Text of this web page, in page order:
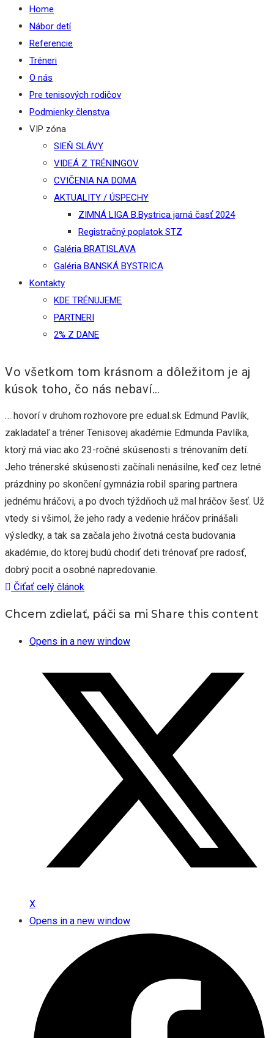
Home
Nábor detí
Referencie
Tréneri
O nás
Pre tenisových rodičov
Podmienky členstva
VIP zóna
SIEŇ SLÁVY
VIDEÁ Z TRÉNINGOV
CVIČENIA NA DOMA
AKTUALITY / ÚSPECHY
ZIMNÁ LIGA B.Bystrica jarná časť 2024
Registračný poplatok STZ
Galéria BRATISLAVA
Galéria BANSKÁ BYSTRICA
Kontakty
KDE TRÉNUJEME
PARTNERI
2% Z DANE
Vo všetkom tom krásnom a dôležitom je aj
kúsok toho, čo nás nebaví…
… hovorí v druhom rozhovore pre edual.sk Edmund Pavlík,
zakladateľ a tréner Tenisovej akadémie Edmunda Pavlíka,
ktorý má viac ako 23-ročné skúsenosti s trénovaním detí.
Jeho trénerské skúsenosti začínali nenásilne, keď cez letné
prázdniny po skončení gymnázia robil sparing partnera
jednému hráčovi, a po dvoch týždňoch už mal hráčov šesť. Už
vtedy si všimol, že jeho rady a vedenie hráčov prinášali
výsledky, a tak sa začala jeho životná cesta budovania
akadémie, do ktorej budú chodiť deti trénovať pre radosť,
dobrý pocit a osobné napredovanie.
Čiťať celý článok
Chcem zdielať, páči sa mi Share this content
Opens in a new window
X
Opens in a new window